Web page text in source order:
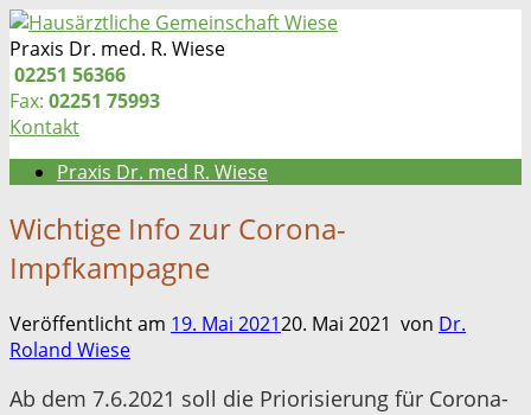
Zum
Inhalt
springen
Praxis Dr. med. R. Wiese
Telefon:
02251 56366
Fax: 02251 75993
Kontakt
Praxis Dr. med R. Wiese
Wichtige Info zur Corona-
Impfkampagne
Veröffentlicht am 19. Mai 202120. Mai 2021 von Dr.
Roland Wiese
Ab dem 7.6.2021 soll die Priorisierung für Corona-